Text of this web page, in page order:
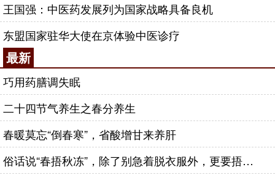
王国强：中医药发展列为国家战略具备良机
东盟国家驻华大使在京体验中医诊疗
最新
巧用药膳调失眠
二十四节气养生之春分养生
春暖莫忘“倒春寒”，省酸增甘来养肝
俗话说“春捂秋冻”，除了别急着脱衣服外，更要捂好这几个穴位